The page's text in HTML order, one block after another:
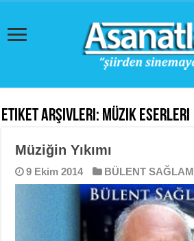
Etiket Arşivleri: müzik eserleri
Müziğin Yıkımı
9 Ekim 2014 BÜLENT SAĞLAM